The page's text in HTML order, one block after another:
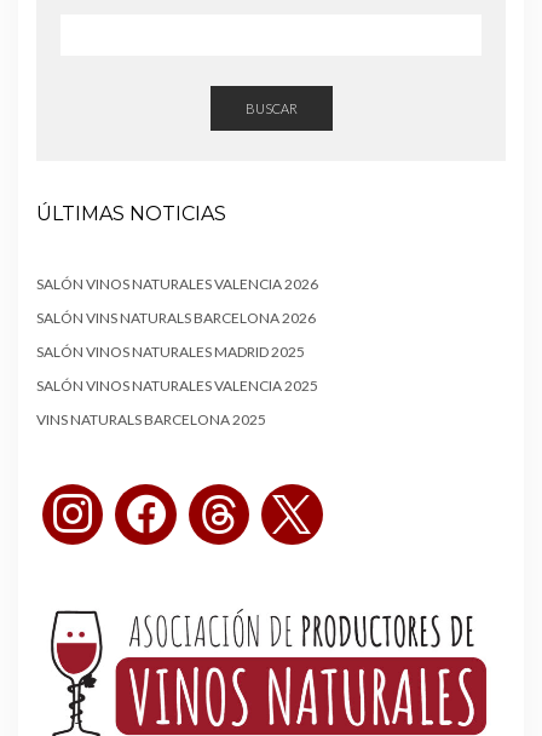
BUSCAR
ÚLTIMAS NOTICIAS
SALÓN VINOS NATURALES VALENCIA 2026
SALÓN VINS NATURALS BARCELONA 2026
SALÓN VINOS NATURALES MADRID 2025
SALÓN VINOS NATURALES VALENCIA 2025
VINS NATURALS BARCELONA 2025